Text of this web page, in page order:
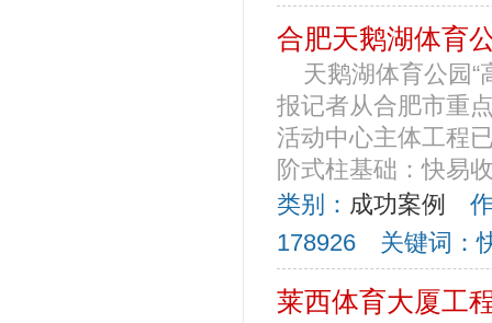
合肥天鹅湖体育
天鹅湖体育公园
报记者从合肥市重
活动中心主体工程
阶式柱基础：快易
类别： 成功案例
作
178926 关键词：
莱西体育大厦工